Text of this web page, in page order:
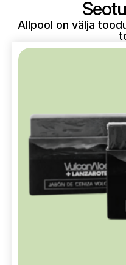
Allpool on välja